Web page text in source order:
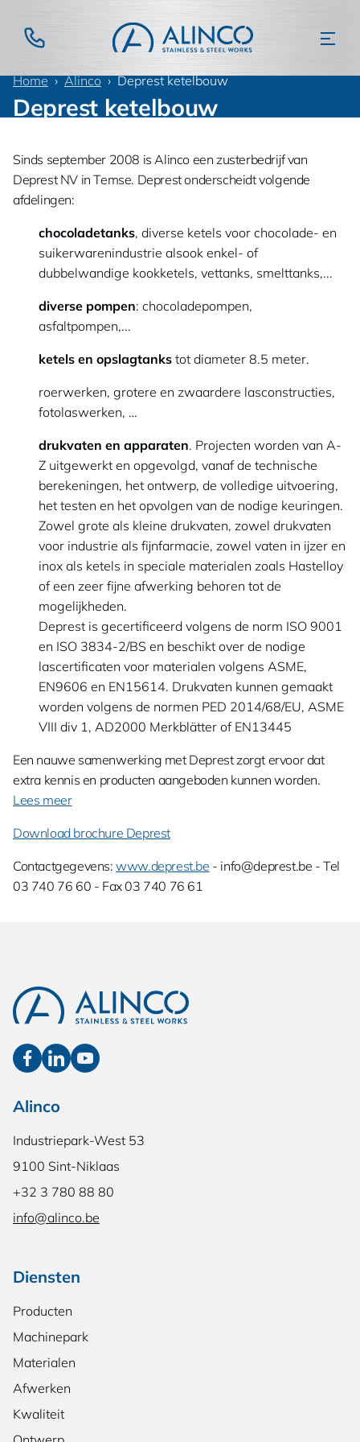
Home Alinco Deprest ketelbouw
Deprest ketelbouw
Sinds september 2008 is Alinco een zusterbedrijf van
Deprest NV in Temse. Deprest onderscheidt volgende
afdelingen:
chocoladetanks, diverse ketels voor chocolade- en
suikerwarenindustrie alsook enkel- of
dubbelwandige kookketels, vettanks, smelttanks,...
diverse pompen: chocoladepompen,
asfaltpompen,...
ketels en opslagtanks tot diameter 8.5 meter.
roerwerken, grotere en zwaardere lasconstructies,
fotolaswerken, …
drukvaten en apparaten. Projecten worden van A-
Z uitgewerkt en opgevolgd, vanaf de technische
berekeningen, het ontwerp, de volledige uitvoering,
het testen en het opvolgen van de nodige keuringen.
Zowel grote als kleine drukvaten, zowel drukvaten
voor industrie als fijnfarmacie, zowel vaten in ijzer en
inox als ketels in speciale materialen zoals Hastelloy
of een zeer fijne afwerking behoren tot de
mogelijkheden.
Deprest is gecertificeerd volgens de norm ISO 9001
en ISO 3834-2/BS en beschikt over de nodige
lascertificaten voor materialen volgens ASME,
EN9606 en EN15614. Drukvaten kunnen gemaakt
worden volgens de normen PED 2014/68/EU, ASME
VIII div 1, AD2000 Merkblätter of EN13445
Een nauwe samenwerking met Deprest zorgt ervoor dat
extra kennis en producten aangeboden kunnen worden.
Lees meer
Download brochure Deprest
Contactgegevens:www.deprest.be - info@deprest.be - Tel
03 740 76 60 - Fax 03 740 76 61
Alinco
Industriepark-West 53
9100 Sint-Niklaas
+32 3 780 88 80
info@alinco.be
Diensten
Producten
Machinepark
Materialen
Afwerken
Kwaliteit